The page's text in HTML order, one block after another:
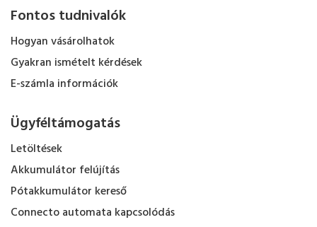
Fontos tudnivalók
Hogyan vásárolhatok
Gyakran ismételt kérdések
E-számla információk
Ügyféltámogatás
Letöltések
Akkumulátor felújítás
Pótakkumulátor kereső
Connecto automata kapcsolódás